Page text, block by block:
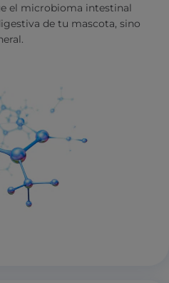
el microbioma intestinal
de tu mascota, sino